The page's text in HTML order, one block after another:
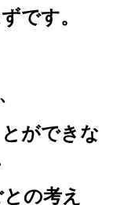
です。
ができな
の考え